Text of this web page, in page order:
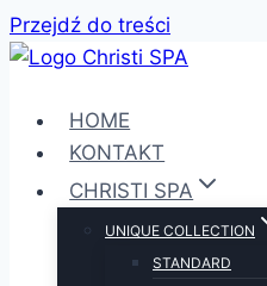
Przejdź do treści
HOME
KONTAKT
CHRISTI SPA
UNIQUE COLLECTION
STANDARD